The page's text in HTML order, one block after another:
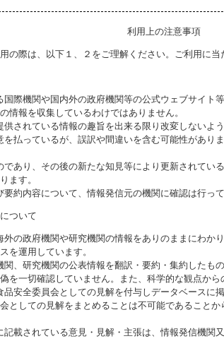
利用上の注意事項
の際は、以下１、２をご理解ください。ご利用に当
際機関や国内外の政府機関等の公式ウェブサイト
情報を収集しているわけではありません。
されている情報の趣旨を出来る限り改変しないよう
払っているが、誤訳や間違いを含む可能性があり
あり、その後の新たな知見等により更新されてい
ます。
約内容について、情報発信元の機関に確認は行って
ついて
の政府機関や研究機関の情報をありのままにわか
を運用しています。
、研究機関の公表情報を翻訳・要約・集約したも
を一切確認していません。また、科学的な観点から
安全委員会としての見解を付与しデータベースに
としての見解をまとめることは不可能であること
載されている意見・見解・主張は、情報発信機関